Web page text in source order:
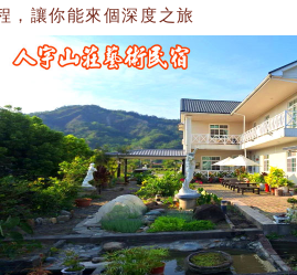
讓你能來個深度之旅